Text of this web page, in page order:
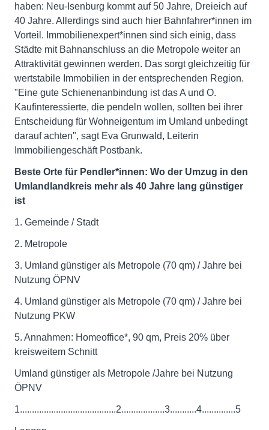
haben: Neu-Isenburg kommt auf 50 Jahre, Dreieich auf
40 Jahre. Allerdings sind auch hier Bahnfahrer*innen im
Vorteil. Immobilienexpert*innen sind sich einig, dass
Städte mit Bahnanschluss an die Metropole weiter an
Attraktivität gewinnen werden. Das sorgt gleichzeitig für
wertstabile Immobilien in der entsprechenden Region.
"Eine gute Schienenanbindung ist das A und O.
Kaufinteressierte, die pendeln wollen, sollten bei ihrer
Entscheidung für Wohneigentum im Umland unbedingt
darauf achten", sagt Eva Grunwald, Leiterin
Immobiliengeschäft Postbank.
Beste Orte für Pendler*innen: Wo der Umzug in den
Umlandlandkreis mehr als 40 Jahre lang günstiger
ist
1. Gemeinde / Stadt
2. Metropole
3. Umland günstiger als Metropole (70 qm) / Jahre bei
Nutzung ÖPNV
4. Umland günstiger als Metropole (70 qm) / Jahre bei
Nutzung PKW
5. Annahmen: Homeoffice*, 90 qm, Preis 20% über
kreisweitem Schnitt
Umland günstiger als Metropole /Jahre bei Nutzung
ÖPNV
1........................................2..................3...........4..............5